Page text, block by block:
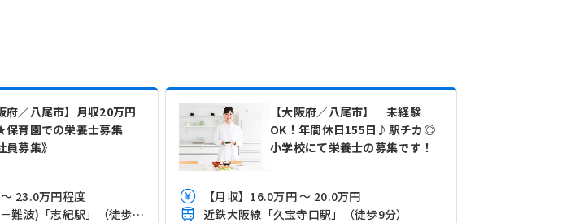
府／八尾市】月収20万円
育園での栄養士募集
員募集》
23.0万円程度
ＪＲ関西本線(亀山－難波)「志紀駅」（徒歩13分）
【大阪府／八尾市】 未経験
OK！年間休日155日♪駅チカ◎
小学校にて栄養士の募集です！
【月収】16.0万円 ～ 20.0万円
近鉄大阪線「久宝寺口駅」（徒歩9分）